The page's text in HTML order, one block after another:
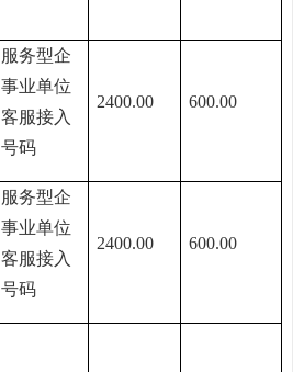
服务型企
事业单位
客服接入
号码
2400.00 600.00
服务型企
事业单位
客服接入
号码
2400.00 600.00